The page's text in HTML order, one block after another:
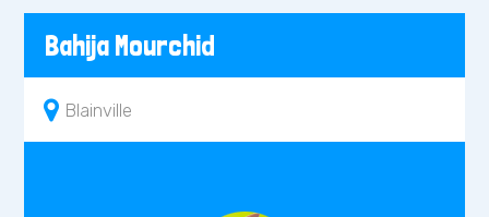
Bahija Mourchid
Blainville